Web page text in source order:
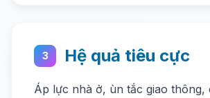
3 Hệ quả tiêu cực
Áp lực nhà ở, ùn tắc giao thông,